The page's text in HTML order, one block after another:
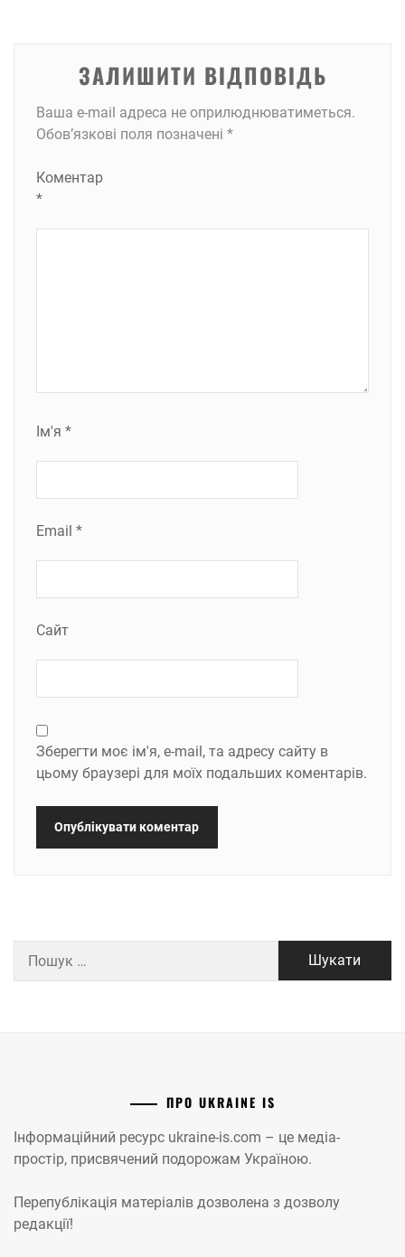
ЗАЛИШИТИ ВІДПОВІДЬ
Ваша e-mail адреса не оприлюднюватиметься.
Обов’язкові поля позначені *
Коментар
*
Ім'я *
Email *
Сайт
Зберегти моє ім'я, e-mail, та адресу сайту в
цьому браузері для моїх подальших коментарів.
ПРО UKRAINE IS
Інформаційний ресурс ukraine-is.com – це медіа-
простір, присвячений подорожам Україною.
Перепублікація матеріалів дозволена з дозволу
редакції!